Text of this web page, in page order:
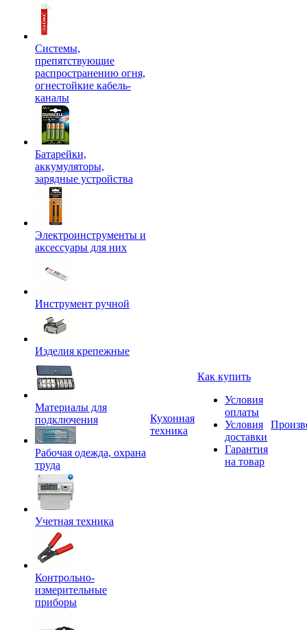
Системы,
препятствующие
распространению огня,
огнестойкие кабель-
каналы
Батарейки,
аккумуляторы,
зарядные устройства
Электроинструменты и
аксессуары для них
Инструмент ручной
Изделия крепежные
Материалы для
подключения
Рабочая одежда, охрана
труда
Учетная техника
Контрольно-
измерительные
приборы
Кухонная
техника
Как купить
Условия
оплаты
Условия
доставки
Гарантия
на товар